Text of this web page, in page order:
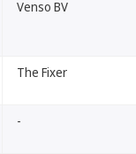
Venso BV
The Fixer
-